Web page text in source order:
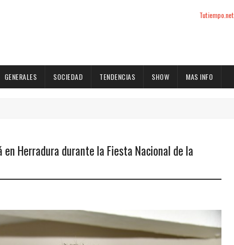
Tutiempo.net
GENERALES SOCIEDAD TENDENCIAS SHOW MAS INFO
en Herradura durante la Fiesta Nacional de la